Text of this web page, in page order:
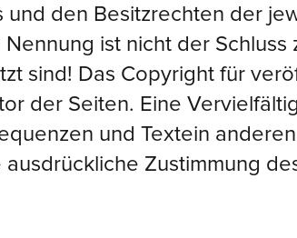
den Besitzrechten der
ist nicht der Schluss
sind! Das Copyright für
der Seiten. Eine
und Textein anderen
Zustimmung